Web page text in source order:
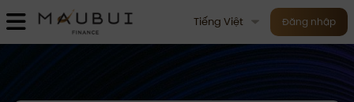
Tiếng Việt Đăng nhập